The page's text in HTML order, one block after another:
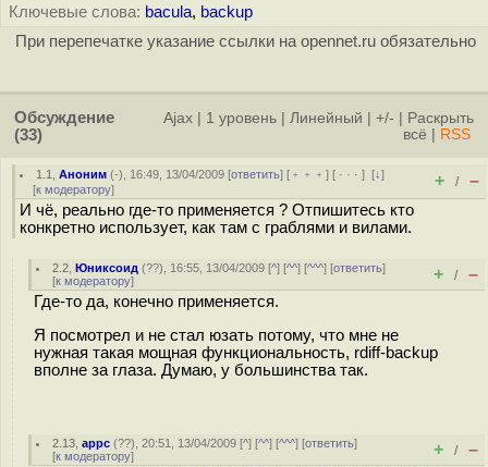
Ключевые слова: bacula, backup
При перепечатке указание ссылки на opennet.ru обязательно
Обсуждение
(33)
Ajax 1 уровень Линейный +/-
Раскрыть
всё
RSS
1.1 ,Аноним (-), 16:49, 13/04/2009 [ответить] [ ﹢﹢﹢] [ · · ·][↓]
[к модератору] + / –
И чё, реально где-то применяется ? Отпишитесь кто
конкретно использует, как там с граблями и вилами.
2.2 ,Юниксоид (??), 16:55, 13/04/2009 [^] [^^] [^^^] [ответить]
[к модератору] + / –
Где-то да, конечно применяется.
Я посмотрел и не стал юзать потому, что мне не
нужная такая мощная функциональность, rdiff-backup
вполне за глаза. Думаю, у большинства так.
2.13 ,appc (??), 20:51, 13/04/2009 [^] [^^] [^^^] [ответить]
[к модератору] + / –